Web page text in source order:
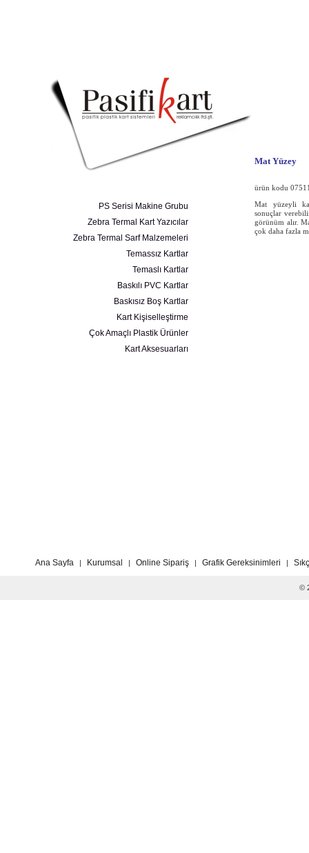
PS Serisi Makine Grubu
Zebra Termal Kart Yazıcılar
Zebra Termal Sarf Malzemeleri
Temassız Kartlar
Temaslı Kartlar
Baskılı PVC Kartlar
Baskısız Boş Kartlar
Kart Kişiselleştirme
Çok Amaçlı Plastik Ürünler
Kart Aksesuarları
Mat Yüzey
ürün kodu
Mat yüzeyli
sonuçlar
görünüm alır.
çok daha fazla
Ana Sayfa | Kurumsal | Online Sipariş | Grafik Gereksinimleri |
©